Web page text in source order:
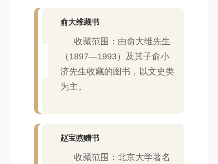
俞大维藏书
收藏范围：由俞大维先生
（1897—1993）及其子俞小
济先生收藏的图书，以文史类
为主。
赵宝煦赠书
收藏范围：北京大学著名